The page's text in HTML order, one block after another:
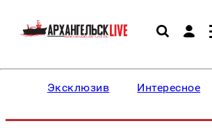
Эксклюзив Интересное